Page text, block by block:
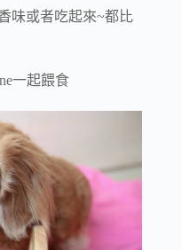
味或者吃起來~都比
一起餵食